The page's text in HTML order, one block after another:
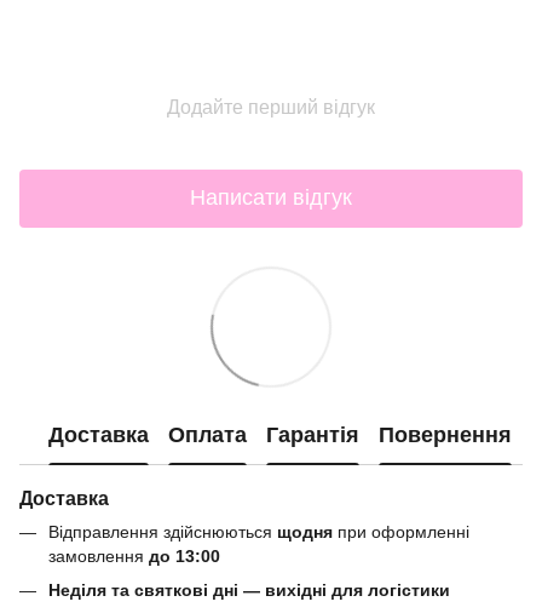
Додайте перший відгук
Написати відгук
Доставка Оплата Гарантія Повернення
Доставка
Відправлення здійснюються щодня при оформленні
замовлення до 13:00
Неділя та святкові дні — вихідні для логістики